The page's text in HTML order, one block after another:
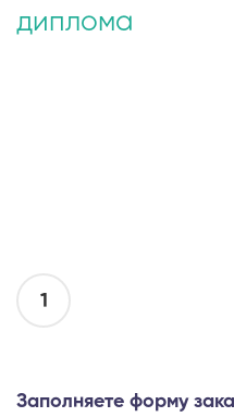
диплома
1
Заполняете форму